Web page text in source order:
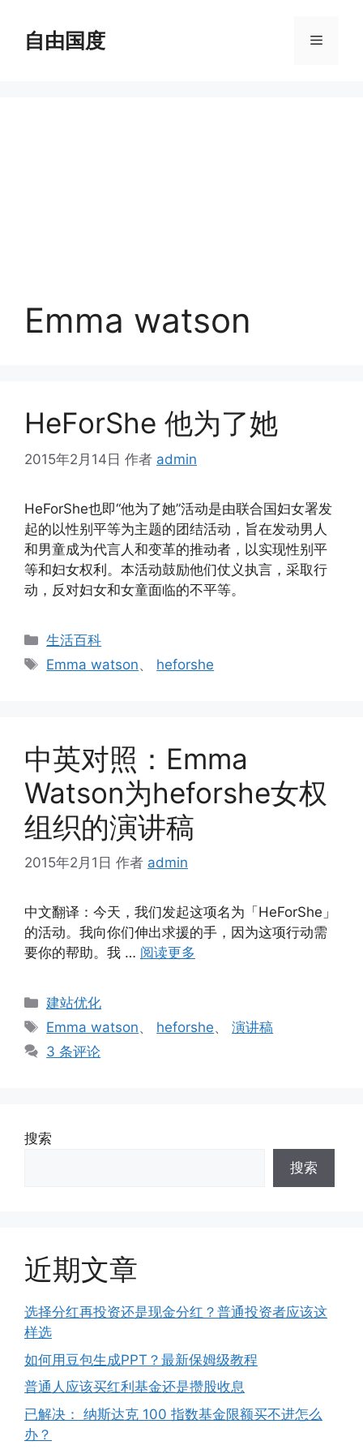
自由国度 菜
Emma watson
HeForShe 他为了她
2015年2月14日 作者 admin
HeForShe也即“他为了她”活动是由联合国妇女署发
起的以性别平等为主题的团结活动，旨在发动男人
和男童成为代言人和变革的推动者，以实现性别平
等和妇女权利。本活动鼓励他们仗义执言，采取行
动，反对妇女和女童面临的不平等。
分
类
生活百科
标
Emma watson、 heforshe
中英对照：Emma
Watson为heforshe女权
组织的演讲稿
2015年2月1日 作者 admin
中文翻译：今天，我们发起这项名为「HeForShe」
的活动。我向你们伸出求援的手，因为这项行动需
要你的帮助。我 … 阅读更多
分
类
建站优化
标
签
Emma watson、 heforshe、演讲稿
3 条评论
搜索
搜索
近期文章
选择分红再投资还是现金分红？普通投资者应该这
样选
如何用豆包生成PPT？最新保姆级教程
普通人应该买红利基金还是攒股收息
已解决： 纳斯达克 100 指数基金限额买不进怎么
办？